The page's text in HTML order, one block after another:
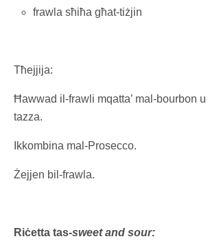
frawla sħiħa għat-tiżjin
Tħejjija:
Ħawwad il-frawli mqatta’ mal-bourbon
tazza.
Ikkombina mal-Prosecco.
Żejjen bil-frawla.
Riċetta tas-sweet and sour: